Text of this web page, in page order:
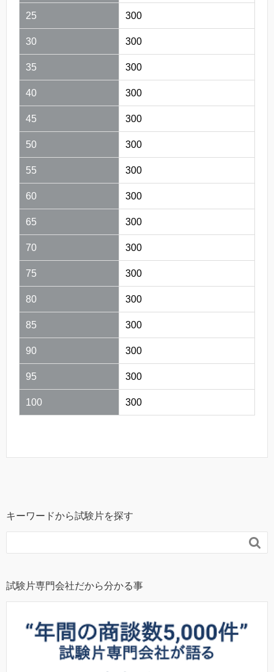
25 300
30 300
35 300
40 300
45 300
50 300
55 300
60 300
65 300
70 300
75 300
80 300
85 300
90 300
95 300
100 300
キーワードから試験片を探す

試験片専門会社だから分かる事